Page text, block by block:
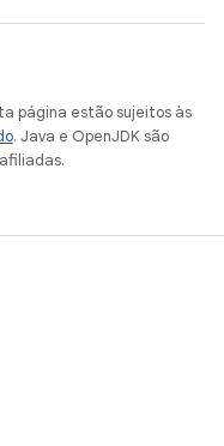
página estão sujeitos às
. Java e OpenJDK são